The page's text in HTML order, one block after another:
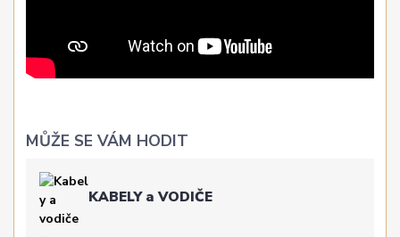
MŮŽE SE VÁM HODIT
KABELY a VODIČE